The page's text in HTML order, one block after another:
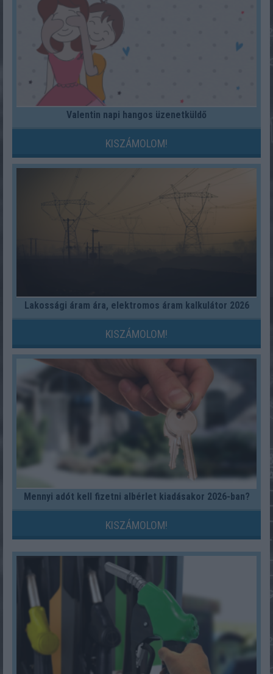
Valentin napi hangos üzenetküldő
KISZÁMOLOM!
Lakossági áram ára, elektromos áram kalkulátor 2026
KISZÁMOLOM!
Mennyi adót kell fizetni albérlet kiadásakor 2026-ban?
KISZÁMOLOM!